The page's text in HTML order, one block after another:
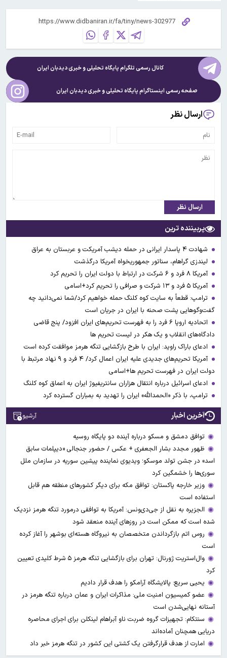
کانال رسمی تلگرام پایگاه تحلیلی و خبریدیدبان ایران
صفحه رسمی اینستاگرام پایگاه تحلیلی و خبریدیدبان ایران
ارسال نظر
ارسال نظر
پربیننده ترین
شهادت ۴ پاسدار ایرانی در حمله دیشب آمریکت و عربستان به عراق
لیندزی گراهام، سناتور جمهوریخواه آمریکا درگذشت
آمریکا ۸ فرد و ۶ شرکت در ارتباط با دولت ایران را تحریم کرد
آمریکا ۵ فرد و ۱۳ شرکت و صرافی را تحریم کرد+اسامی
ترامپ: قطعاً به سایت کوه کلنگ حمله خواهیم کرد/شما نمی‌دانید چه
گفت‌وگوهایی پشت صحنه با ایران در جریان است
اتحادیه اروپا ۶ فرد را به فهرست تحریم‌های ایران افزود/ پنج قاضی
دادگاه‌های انقلاب و یک هکر در لیست تحریم ها
ادعای باراک راوید: ایران با طرح بازگشایی تنگه هرمز موافقت کرده است
آمریکا تحریم‌های جدیدی علیه ایران اعمال کرد/ ۴ فرد و ۹ نهاد مرتبط با
دولت ایران در فهرست تحریم ها+اسامی
ادعای اسرائیل درباره انتقال هزاران سانتریفیوژ ایران به اعماق کوه کلنگ
ترامپ، با ذکر «الحمدالله» ایران را تهدید به بمباران گسترده کرد
آخرین اخبار آرشیو
توافق دمشق و مسکو درباره آینده دو پایگاه روسیه
ظهور مجدد بشار الجعفری + عکس / حضور جنجالی «دیپلمات سابق
اسد» در جشن تولد موسکو؛ ویدیوی نماینده پیشین سوریه در سازمان ملل
سوری‌ها را خشمگین کرد
وزیر خارجه پاکستان: توافق مکه برای دیگر کشورهای منطقه هم قابل
استفاده است
الجزیره به نقل از جی‌دی‌ونس: آمریکا به توافقی درمورد تنگه هرمز نزدیک
شده است که ممکن است در روزهای آینده منعقد شود
روس اتم بازگرداندن متخصصان به نیروگاه هسته‌ای بوشهر را آغاز کرده
است
وال‌استریت ژورنال: تهران برای بازگشایی تنگه هرمز ۵ شرط کلیدی تعیین
کرد
یحیی سریع: پالایشگاه آرامکو را هدف قرار دادیم
عضو کمیسیون امنیت ملی: مذاکرات ایران و عمان درباره تنگه هرمز در
آستانه نهایی‌شدن است
سنتکام: تجهیزات گروه ضربت ناو آبراهام لینکلن برای اجرای محاصره
دریایی همچنان آماده‌اند
امارت از هدف قرارگرفتن یک کشتی این کشور در تنگه هرمز خبر داد